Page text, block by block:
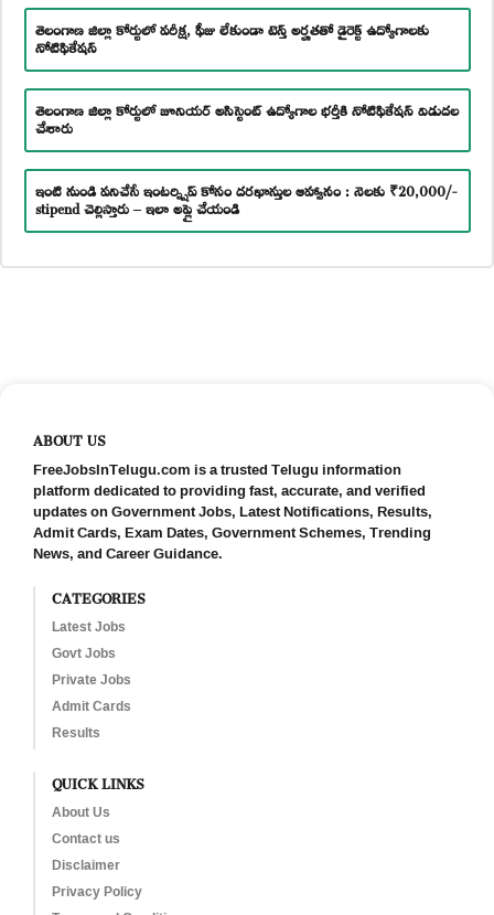
తెలంగాణ జిల్లా కోర్టులో పరీక్ష, ఫీజు లేకుండా టెన్త్ అర్హతతో డైరెక్ట్ ఉద్యోగాలకు
నోటిఫికేషన్
తెలంగాణ జిల్లా కోర్టులో జూనియర్ అసిస్టెంట్ ఉద్యోగాల భర్తీకి నోటిఫికేషన్ విడుదల
చేశారు
ఇంటి నుండి పనిచేసే ఇంటర్న్షిప్ కోసం దరఖాస్తుల ఆహ్వానం : నెలకు ₹20,000/-
stipend చెల్లిస్తారు – ఇలా అప్లై చేయండి
ABOUT US
FreeJobsInTelugu.com is a trusted Telugu information
platform dedicated to providing fast, accurate, and verified
updates on Government Jobs, Latest Notifications, Results,
Admit Cards, Exam Dates, Government Schemes, Trending
News, and Career Guidance.
CATEGORIES
Latest Jobs
Govt Jobs
Private Jobs
Admit Cards
Results
QUICK LINKS
About Us
Contact us
Disclaimer
Privacy Policy